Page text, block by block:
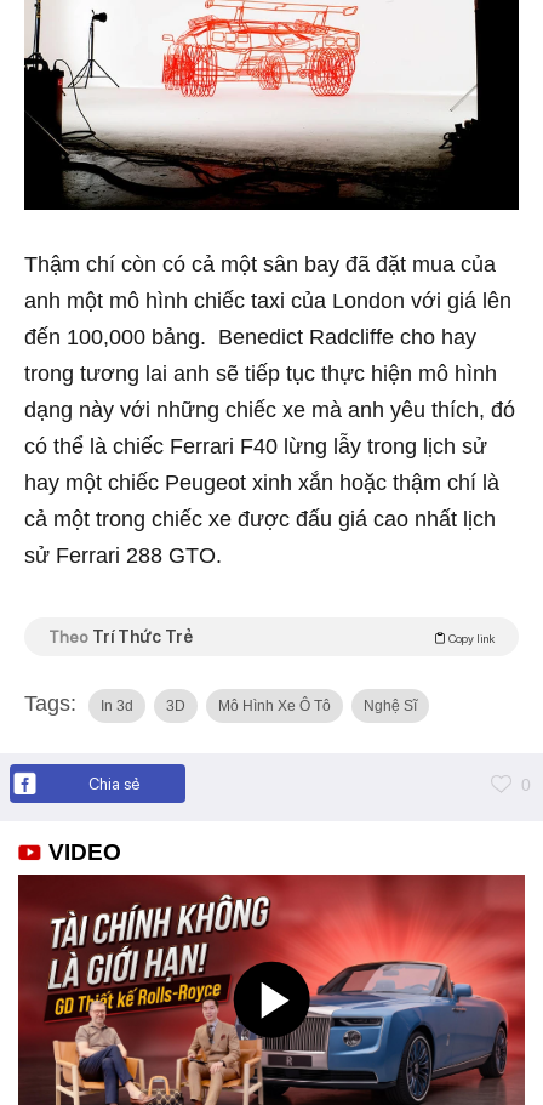
Thậm chí còn có cả một sân bay đã đặt mua của
anh một mô hình chiếc taxi của London với giá lên
đến 100,000 bảng. Benedict Radcliffe cho hay
trong tương lai anh sẽ tiếp tục thực hiện mô hình
dạng này với những chiếc xe mà anh yêu thích, đó
có thể là chiếc Ferrari F40 lừng lẫy trong lịch sử
hay một chiếc Peugeot xinh xắn hoặc thậm chí là
cả một trong chiếc xe được đấu giá cao nhất lịch
sử Ferrari 288 GTO.
Theo Trí Thức Trẻ Copy link
Tags: In 3d 3D Mô Hình Xe Ô Tô Nghệ Sĩ
Chia sẻ 0
VIDEO